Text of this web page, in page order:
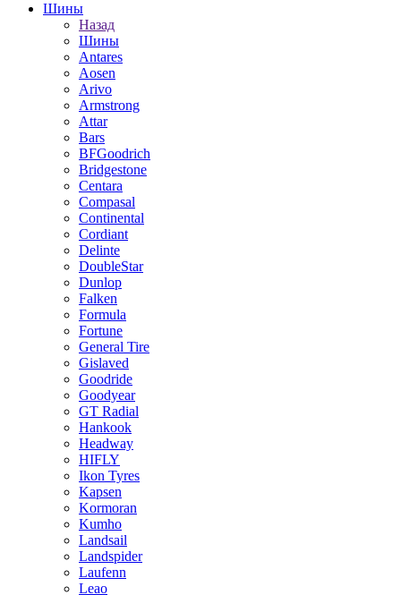
Шины
Назад
Шины
Antares
Aosen
Arivo
Armstrong
Attar
Bars
BFGoodrich
Bridgestone
Centara
Compasal
Continental
Cordiant
Delinte
DoubleStar
Dunlop
Falken
Formula
Fortune
General Tire
Gislaved
Goodride
Goodyear
GT Radial
Hankook
Headway
HIFLY
Ikon Tyres
Kapsen
Kormoran
Kumho
Landsail
Landspider
Laufenn
Leao